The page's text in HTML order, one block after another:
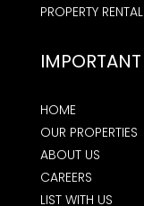
PROPERTY
HOME
OUR PROPERTIES
ABOUT US
CAREERS
LIST WITH US